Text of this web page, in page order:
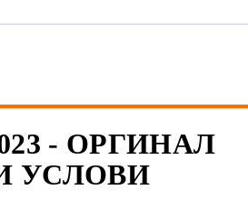
- ОРГИНАЛ
УСЛОВИ